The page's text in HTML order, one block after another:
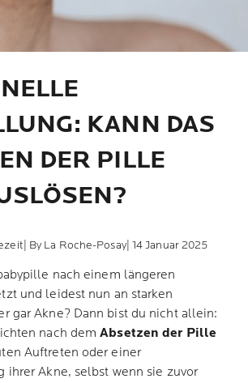
KANN DAS
DER PILLE
| By La Roche-Posay| 14 Januar 2025
nach einem längeren
und leidest nun an starken
gar Akne? Dann bist du nicht allein:
nach demAbsetzen der Pille
Auftreten oder einer
ihrer Akne, selbst wenn sie zuvor